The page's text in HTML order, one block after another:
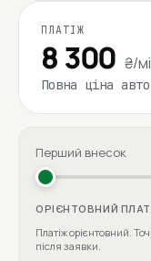
ПЛАТІЖ
8 300 ₴/
Повна ціна
Перший внесок
ОРІЄНТОВНИЙ
Платіж орієнтовний.
після заявки.